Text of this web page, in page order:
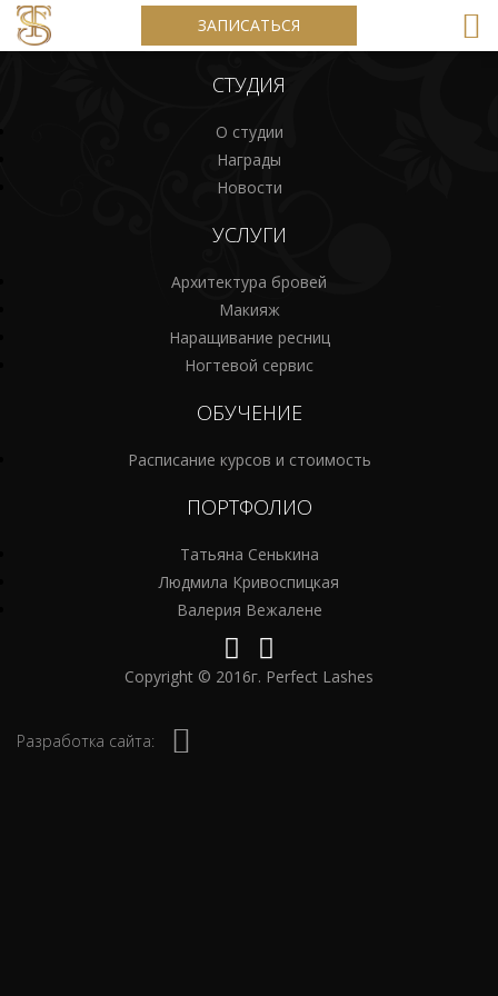
ЗАПИСАТЬСЯ
СТУДИЯ
О студии
Награды
Новости
УСЛУГИ
Архитектура бровей
Макияж
Наращивание ресниц
Ногтевой сервис
ОБУЧЕНИЕ
Расписание курсов и стоимость
ПОРТФОЛИО
Татьяна Сенькина
Людмила Кривоспицкая
Валерия Вежалене
Copyright © 2016г. Perfect Lashes
Разработка сайта: